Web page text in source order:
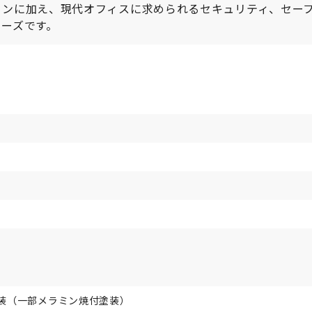
に加え、現代オフィスに求められるセキュリティ、セー
ズです。
一部メラミン焼付塗装）